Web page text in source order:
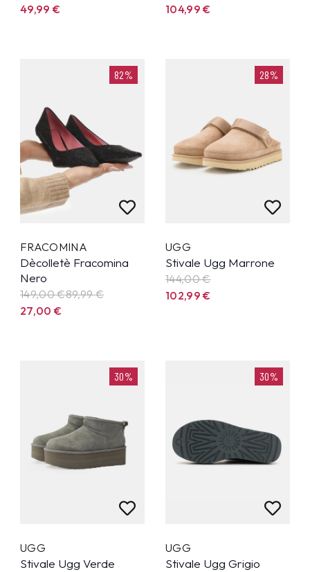
49,99€
104,99€
82%
FRACOMINA
Dècolletè Fracomina
Nero
149,00 €89,99€
27,00€
28%
UGG
Stivale Ugg Marrone
144,00 €
102,99€
30%
UGG
Stivale Ugg Verde
30%
UGG
Stivale Ugg Grigio